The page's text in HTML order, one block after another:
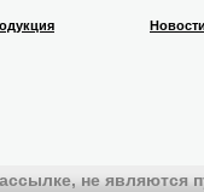
не являются